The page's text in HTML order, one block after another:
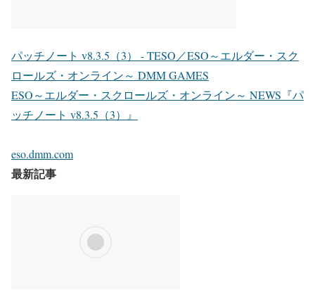
パッチノート v8.3.5（3） - TESO／ESO～エルダー・スク
ロールズ・オンライン～ DMM GAMES
ESO～エルダー・スクロールズ・オンライン～ NEWS『パ
ッチノート v8.3.5（3）』
eso.dmm.com
最新記事